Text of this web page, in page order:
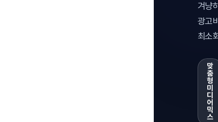
겨냥
광고
최소
맞
춤
형
미
디
어
믹
스